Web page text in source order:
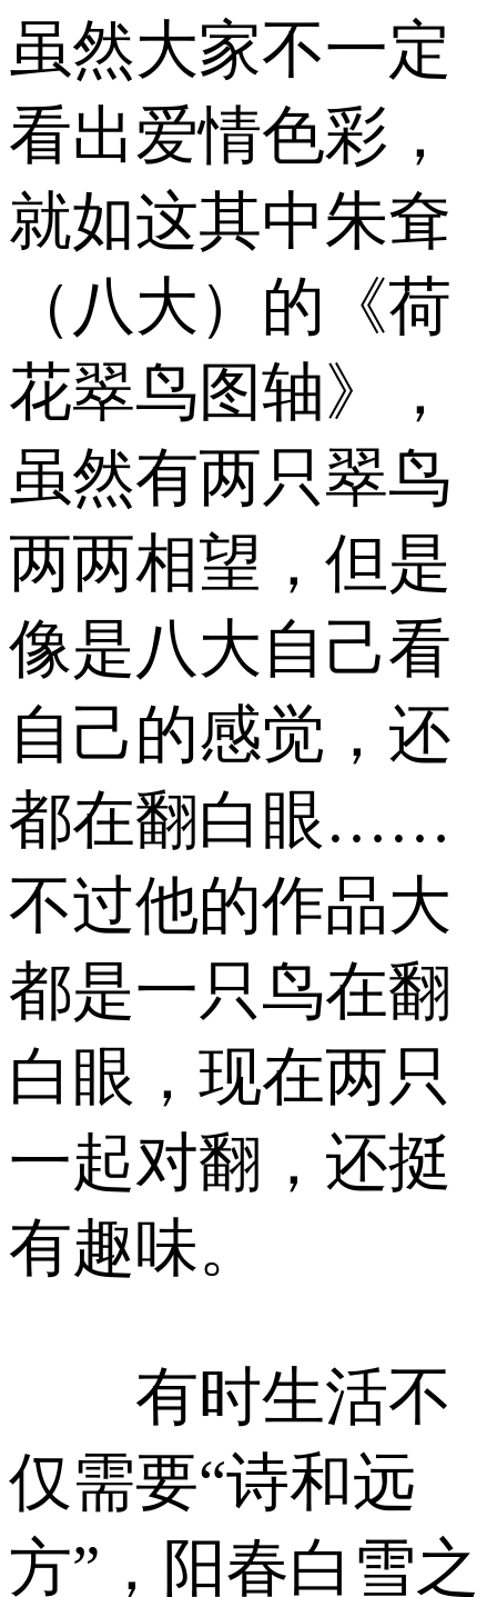
虽然大家不一定
看出爱情色彩，
就如这其中朱耷
（八大）的《荷
花翠鸟图轴》，
虽然有两只翠鸟
两两相望，但是
像是八大自己看
自己的感觉，还
都在翻白眼……
不过他的作品大
都是一只鸟在翻
白眼，现在两只
一起对翻，还挺
有趣味。
有时生活不
仅需要“诗和远
方”，阳春白雪之